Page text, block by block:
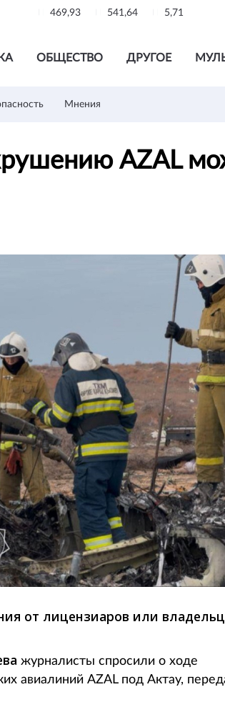
469,93 541,64 5,71
ОБЩЕСТВО ДРУГОЕ
Мнения
AZAL
от лицензиаров или
журналисты спросили о ходе
авиалиний AZAL под Актау,